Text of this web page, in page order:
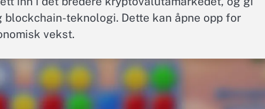
teknologi. Dette kan åpne opp for
vekst.